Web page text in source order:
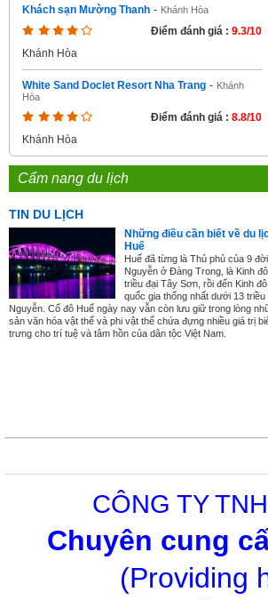
Khách sạn Mường Thanh - Khánh Hòa
Điểm đánh giá : 9.3/10
Khánh Hòa
White Sand Doclet Resort Nha Trang - Khánh
Hòa
Điểm đánh giá : 8.8/10
Khánh Hòa
Cẩm nang du lịch
TIN DU LỊCH
Những điều cần biết về du
Huế
Huế đã từng là Thủ phủ của 9
Nguyễn ở Đàng Trong, là Kinh
triều đại Tây Sơn, rồi đến Kinh
quốc gia thống nhất dưới 13 triều
Nguyễn. Cố đô Huế ngày nay vẫn còn lưu giữ trong lòng
sản văn hóa vật thể và phi vật thể chứa đựng nhiều giá trị
trưng cho trí tuệ và tâm hồn của dân tộc Việt Nam.
CÔNG TY
Chuyên cung
(Providing